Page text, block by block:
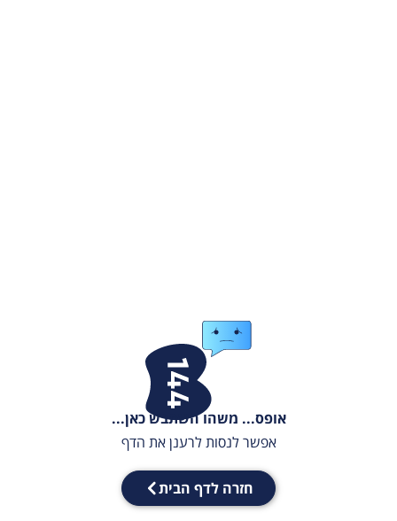
אופס... משהו השתבש כאן...
אפשר לנסות לרענן את הדף
חזרה לדף הבית